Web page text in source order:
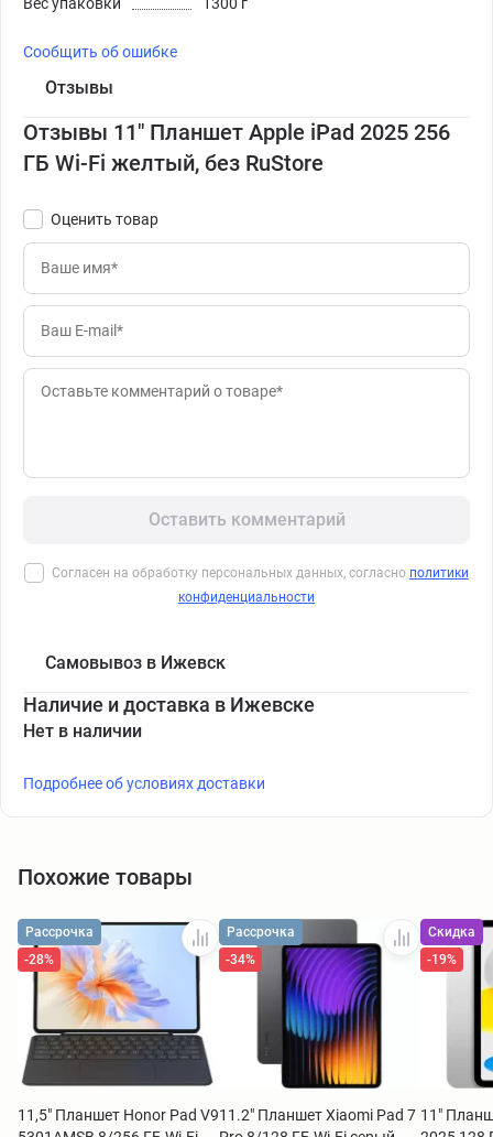
Сообщить об ошибке
Отзывы
Отзывы 11" Планшет Apple iPad 2025 256
ГБ Wi-Fi желтый, без RuStore
Оценить товар
Оставить комментарий
Согласен на обработку персональных данных, согласно политики
конфиденциальности
Самовывоз в Ижевск
Наличие и доставка в Ижевске
Нет в наличии
Подробнее об условиях доставки
Похожие товары
Рассрочка
-28%
11,5" Планшет Honor Pad V9
Рассрочка
-34%
11.2" Планшет Xiaomi Pad 7
Скидка
-19%
11"